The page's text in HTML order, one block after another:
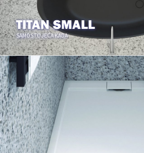
TITAN SMALL
SAMOSTOJEĆA KADA